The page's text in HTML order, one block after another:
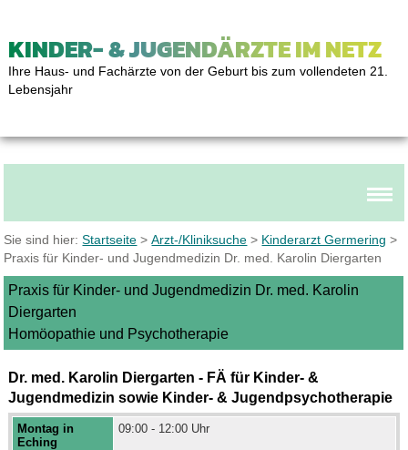
KINDER- & JUGENDÄRZTE IM NETZ
Ihre Haus- und Fachärzte von der Geburt bis zum vollendeten 21.
Lebensjahr
Sie sind hier:Startseite >Arzt-/Kliniksuche > Kinderarzt Germering >
Praxis für Kinder- und Jugendmedizin Dr. med. Karolin Diergarten
Praxis für Kinder- und Jugendmedizin Dr. med. Karolin
Diergarten
Homöopathie und Psychotherapie
Dr. med. Karolin Diergarten - FÄ für Kinder- &
Jugendmedizin sowie Kinder- & Jugendpsychotherapie
Montag in
Eching
09:00 - 12:00 Uhr